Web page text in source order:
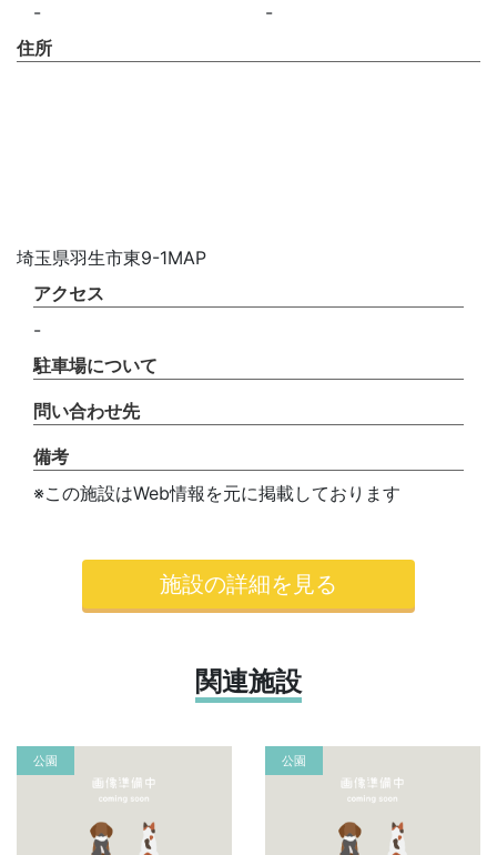
-
-
住所
埼玉県羽生市東9-1MAP
アクセス
-
駐車場について
問い合わせ先
備考
※この施設はWeb情報を元に掲載しております
施設の詳細を見る
関連施設
公園 公園